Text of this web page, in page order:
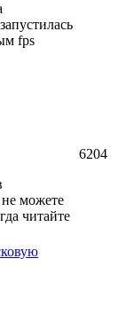
fps
не можете
читайте
6204